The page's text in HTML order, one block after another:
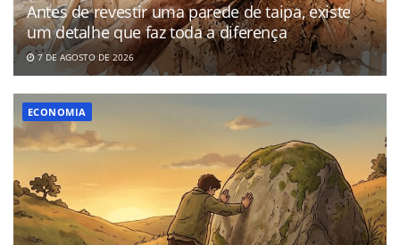
Antes de revestir uma parede de taipa, existe
um detalhe que faz toda a diferença
7 DE AGOSTO DE 2026
ECONOMIA